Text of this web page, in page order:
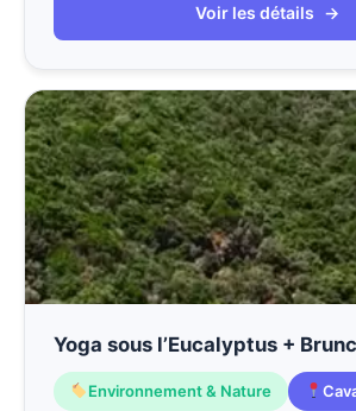
Voir les détails →
Yoga sous l’Eucalyptus +
Environnement & Nature